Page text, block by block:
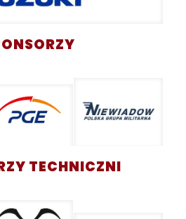
TECHNICZNI